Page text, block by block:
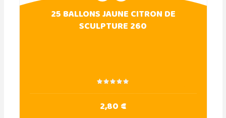
25 BALLONS JAUNE CITRON DE
SCULPTURE 260
2,80 €